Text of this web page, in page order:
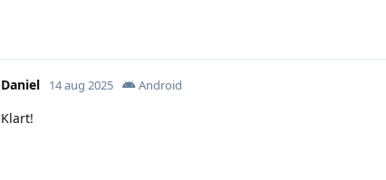
Daniel 14 aug 2025 Android
Klart!